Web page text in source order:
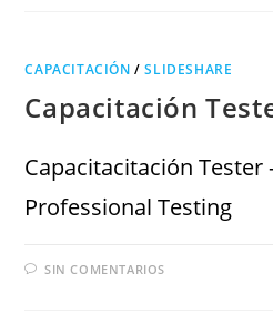
CAPACITACIÓN /SLIDESHARE
Capacitación
Capacitacitación Tester
Professional Testing
SIN COMENTARIOS